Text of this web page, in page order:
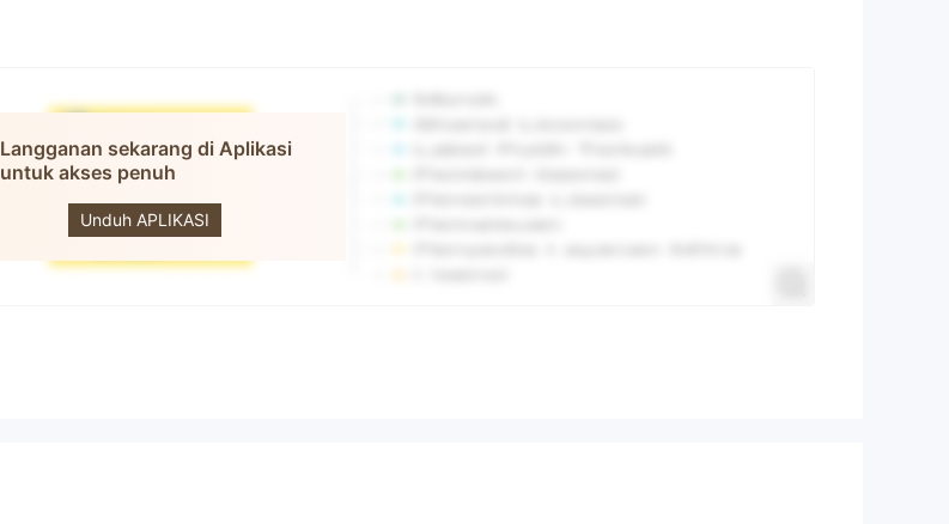
Langganan sekarang di Aplikasi
untuk akses penuh
Unduh APLIKASI
International
Futures (Hong
Kong)
Company